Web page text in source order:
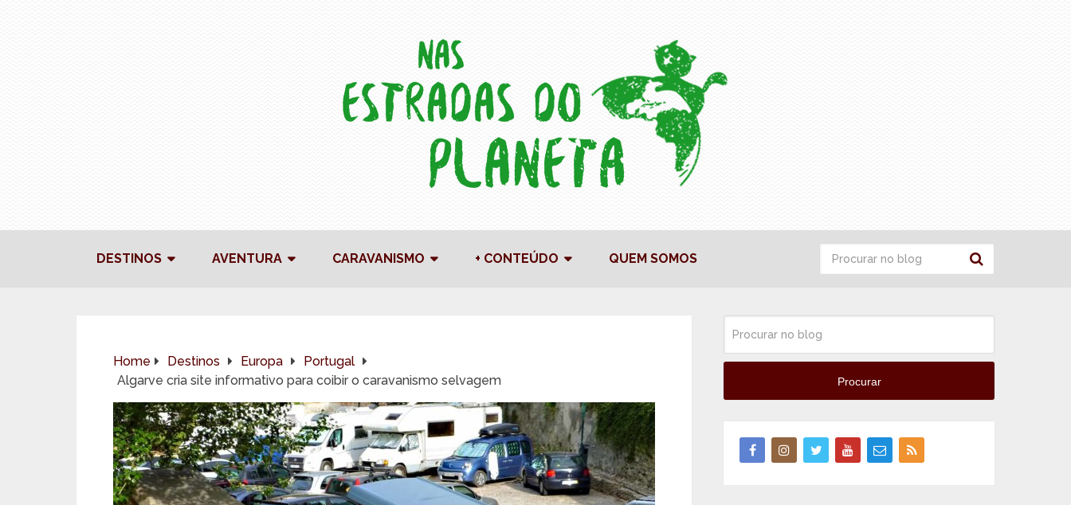
DESTINOS AVENTURA CARAVANISMO + CONTEÚDO QUEM SOMOS
Home Destinos Europa
Portugal
Algarve cria site informativo para coibir o caravanismo selvagem
Procurar